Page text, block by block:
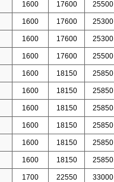
1600 17600 25500
1600 17600 25300
1600 17600 25300
1600 17600 25500
1600 18150 25850
1600 18150 25850
1600 18150 25850
1600 18150 25850
1600 18150 25850
1600 18150 25850
1700 22550 33000